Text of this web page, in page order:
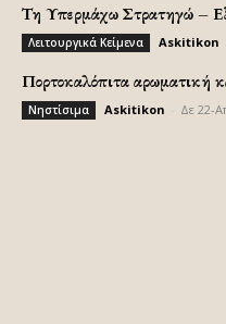
Τη Υπερμάχω Στρατηγώ –
Λειτουργικά Κείμενα Askitikon
Πορτοκαλόπιτα αρωματική
Νηστίσιμα Askitikon Δε 22-